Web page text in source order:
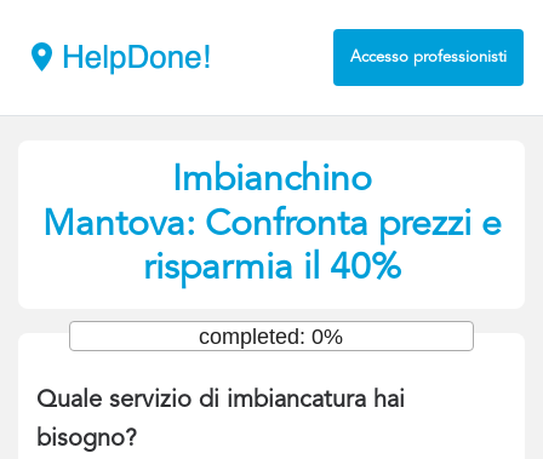
Accesso professionisti
Imbianchino
Mantova: Confronta prezzi e
risparmia il 40%
Quale servizio di imbiancatura hai
bisogno?
completed: 0%